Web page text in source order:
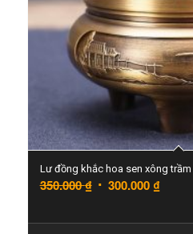
Lư đồng khắc hoa sen xông trầm
350.000₫ 300.000 ₫